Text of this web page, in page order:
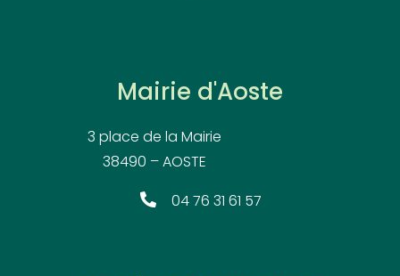
Mairie d'Aoste
3 place de la Mairie
38490 – AOSTE
04 76 31 61 57